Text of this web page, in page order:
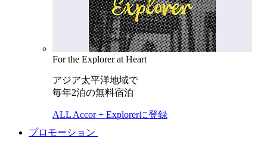
For the Explorer at Heart
アジア太平洋地域で
毎年2泊の無料宿泊
ALL Accor + Explorerに登録
プロモーション